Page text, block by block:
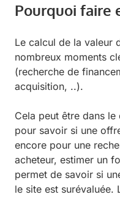
Pourquoi faire
Le calcul de la valeur
nombreux moments
(recherche de
acquisition, ..).
Cela peut être dans
pour savoir si une
encore pour une
acheteur, estimer un
permet de savoir si
le site est surévaluée.